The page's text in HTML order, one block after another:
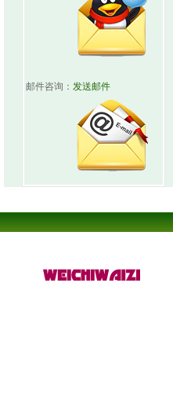
邮件咨询： 发送邮件